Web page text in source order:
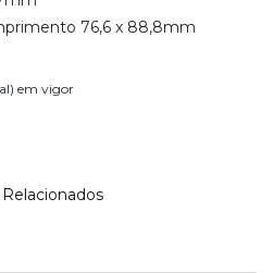
76,6 x 88,8mm
em vigor